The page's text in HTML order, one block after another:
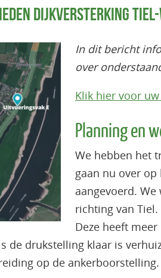
DIJKVERSTERKING
In dit bericht
over
Klik hier voor
Planning en
We hebben het
gaan nu over
aangevoerd.
richting van
Deze heeft
de drukstelling klaar is
op de ankerboorstelling.